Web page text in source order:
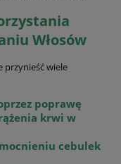
Włosów
przynieść wiele
poprawę
krwi w
cebulek